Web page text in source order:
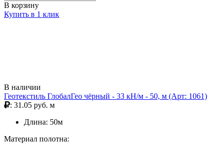
В корзину
Купить в 1 клик
В наличии
Геотекстиль ГлобалГео чёрный - 33 кН/м - 50, м (Арт: 1061)
: 31.05 руб. м
Длина: 50м
Материал полотна: